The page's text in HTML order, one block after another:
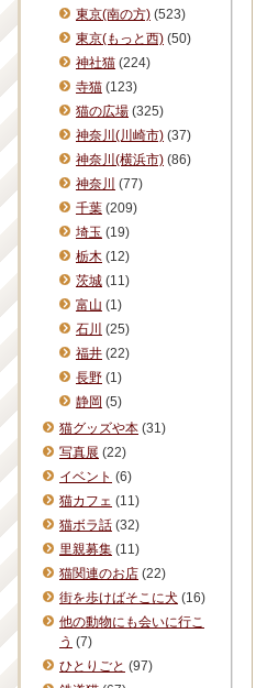
東京(南の方) (523)
東京(もっと西) (50)
神社猫 (224)
寺猫 (123)
猫の広場 (325)
神奈川(川崎市) (37)
神奈川(横浜市) (86)
神奈川 (77)
千葉 (209)
埼玉 (19)
栃木 (12)
茨城 (11)
富山 (1)
石川 (25)
福井 (22)
長野 (1)
静岡 (5)
猫グッズや本 (31)
写真展 (22)
イベント (6)
猫カフェ (11)
猫ボラ話 (32)
里親募集 (11)
猫関連のお店 (22)
街を歩けばそこに犬 (16)
他の動物にも会いに行こ
う (7)
ひとりごと (97)